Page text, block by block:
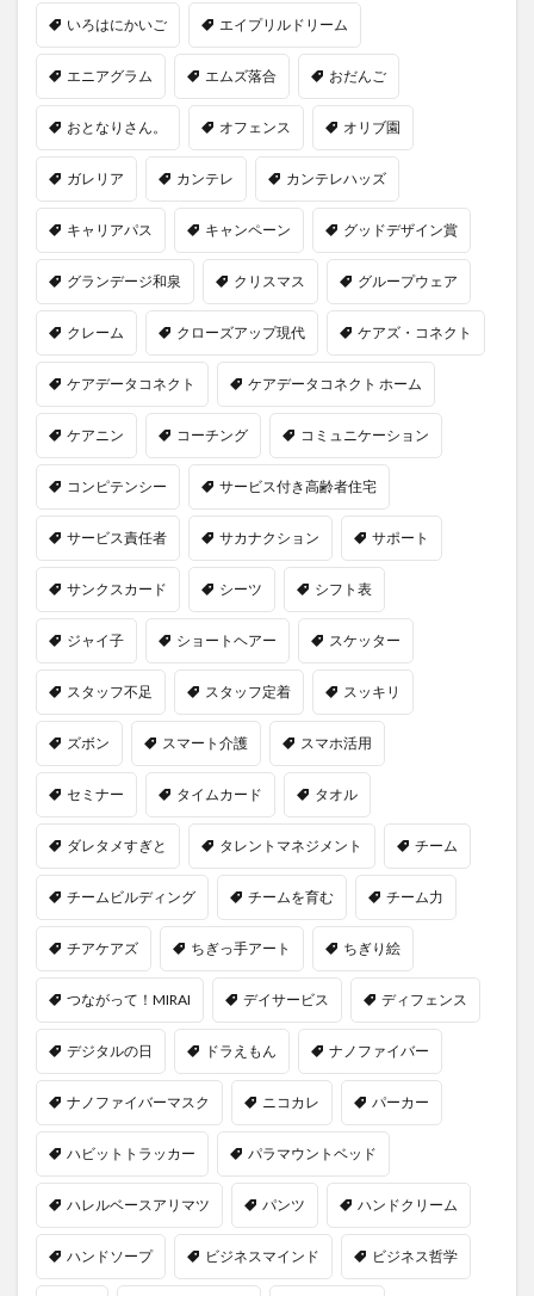
いろはにかいご エイプリルドリーム
エニアグラム エムズ落合 おだんご
おとなりさん。 オフェンス オリブ園
ガレリア カンテレ カンテレハッズ
キャリアパス キャンペーン グッドデザイン賞
グランデージ和泉 クリスマス グループウェア
クレーム クローズアップ現代 ケアズ・コネクト
ケアデータコネクト ケアデータコネクト ホーム
ケアニン コーチング コミュニケーション
コンピテンシー サービス付き高齢者住宅
サービス責任者 サカナクション サポート
サンクスカード シーツ シフト表
ジャイ子 ショートヘアー スケッター
スタッフ不足 スタッフ定着 スッキリ
ズボン スマート介護 スマホ活用
セミナー タイムカード タオル
ダレタメすぎと タレントマネジメント チーム
チームビルディング チームを育む チーム力
チアケアズ ちぎっ手アート ちぎり絵
つながって！MIRAI デイサービス ディフェンス
デジタルの日 ドラえもん ナノファイバー
ナノファイバーマスク ニコカレ パーカー
ハビットトラッカー パラマウントベッド
ハレルベースアリマツ パンツ ハンドクリーム
ハンドソープ ビジネスマインド ビジネス哲学